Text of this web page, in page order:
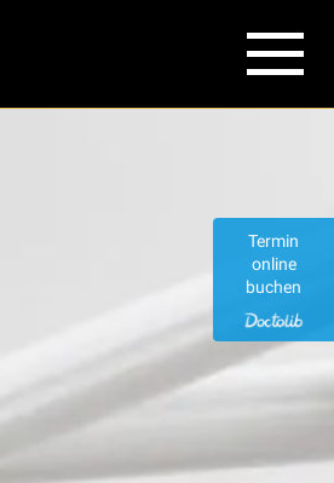
Termin
online
buchen